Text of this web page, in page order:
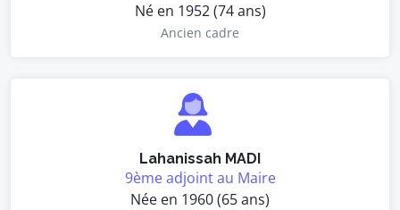
Né en 1952 (74 ans)
Ancien cadre
Lahanissah MADI
9ème adjoint au Maire
Née en 1960 (65 ans)